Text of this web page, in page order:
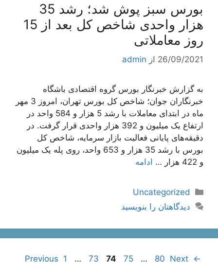
بورس سبز پوش شد؛ رشد 35
هزار واحدی شاخص کل بعد از 15
روز معاملاتی
26/09/2021 از admin
به گزارش خبرنگار بورس گروه اقتصادی باشگاه
خبرنگاران جوان؛ شاخص کل بورس تهران، امروز 3 مهر
ماه در ابتدای معاملات با رشد 5 هزار و 584 واحد در
ارتفاع یک میلیون و 392 هزار واحدی قرار گرفت. در
دقیقه‌های پایانی فعالیت بازار سرمایه، شاخص کل
بورس با رشد 35 هزار و 653 واحد، روی پله یک میلیون
و 422 هزار …
ادامه
دسته‌ها
Uncategorized
دیدگاهتان را بنویسید
ناوبری
←
Page 1 …
Page73
Page74
Page75 …
Page 80 Next